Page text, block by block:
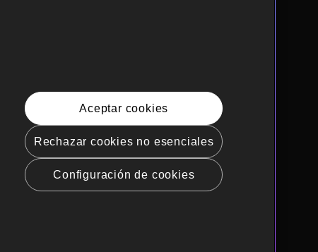
Aceptar cookies
Rechazar cookies no esenciales
Configuración de cookies